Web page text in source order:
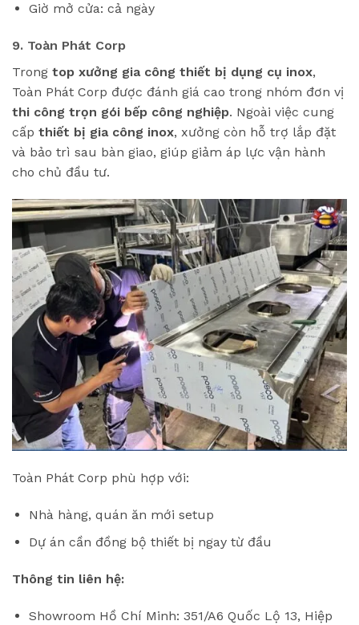
Giờ mở cửa: cả ngày
9. Toàn Phát Corp
Trong top xưởng gia công thiết bị dụng cụ inox,
Toàn Phát Corp được đánh giá cao trong nhóm đơn vị
thi công trọn gói bếp công nghiệp. Ngoài việc cung
cấp thiết bị gia công inox, xưởng còn hỗ trợ lắp đặt
và bảo trì sau bàn giao, giúp giảm áp lực vận hành
cho chủ đầu tư.
Toàn Phát Corp phù hợp với:
Nhà hàng, quán ăn mới setup
Dự án cần đồng bộ thiết bị ngay từ đầu
Thông tin liên hệ:
Showroom Hồ Chí Minh: 351/A6 Quốc Lộ 13, Hiệp